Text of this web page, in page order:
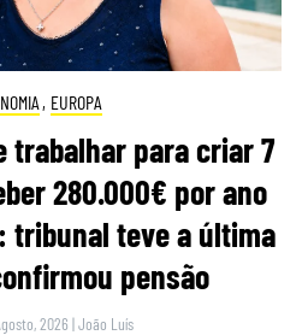
, EUROPA
trabalhar para criar 7
280.000€ por ano
tribunal teve a última
pensão
2026 |João Luís